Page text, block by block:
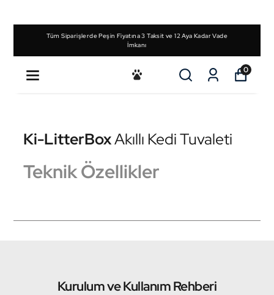
Tüm Siparişlerde Peşin Fiyatına 3 Taksit ve 12 Aya Kadar Vade
İmkanı
0
Ki-LitterBoxAkıllı Kedi Tuvaleti
Teknik Özellikler
Kurulum ve Kullanım Rehberi